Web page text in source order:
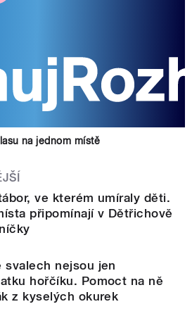
na jednom místě
ve kterém umíraly děti.
připomínají v Dětřichově
svalech nejsou jen
hořčíku. Pomoct na ně
z kyselých okurek